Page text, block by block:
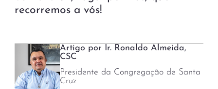
recorremos a vós!
Artigo por Ir. Ronaldo Almeida,
CSC
Presidente da Congregação de Santa
Cruz